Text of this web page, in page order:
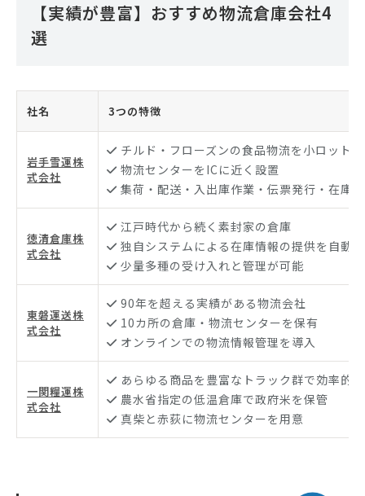
【実績が豊富】おすすめ物流倉庫会社4
選
社名 3つの特徴
岩手雪運株
式会社
チルド・フローズンの食品物流を小ロット
物流センターをICに近く設置
集荷・配送・入出庫作業・伝票発行・在庫
徳清倉庫株
式会社
江戸時代から続く素封家の倉庫
独自システムによる在庫情報の提供を自動化
少量多種の受け入れと管理が可能
東磐運送株
式会社
90年を超える実績がある物流会社
10カ所の倉庫・物流センターを保有
オンラインでの物流情報管理を導入
一関糧運株
式会社
あらゆる商品を豊富なトラック群で効率的
農水省指定の低温倉庫で政府米を保管
真柴と赤荻に物流センターを用意